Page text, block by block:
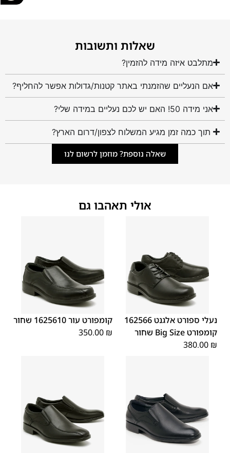
שאלות ותשובות
מתלבט איזה מידה להזמין?
אם הנעליים שהזמנתי באתר קטנות/גדולות אפשר להחליף?
אני מידה 50! האם יש לכם נעליים במידה שלי?
תוך כמה זמן מגיע המשלוח לצפון/דרום הארץ?
שאלה נוספת? מוזמן לרשום לנו
אולי תאהבו גם
נעלי ספורט אלגנט 162566
קומפורט Big Size שחור
380.00 ₪
40
41
42
43
44
קומפורט עור 1625610 שחור
350.00 ₪
41
42
46
45
40
45
41
42
43